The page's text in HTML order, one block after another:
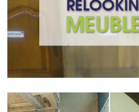
Envie de changement pour vos
,
Art Déco
Rétro
, c’est aujourd’hui
possible de redonner vie à vos